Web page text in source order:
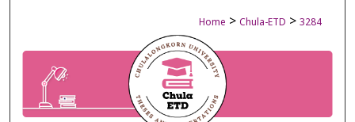
Home > Chula-ETD > 3284